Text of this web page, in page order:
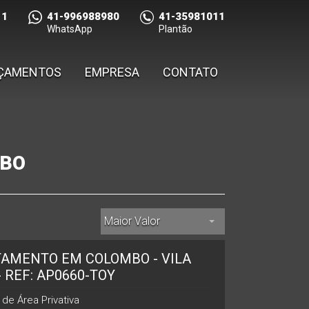
41-996988980
WhatsApp
41-35981011
Plantão
EMPRESA CONTATO
Maior Valor
EM COLOMBO - VILA
REF: AP0660-TOY
Área Privativa